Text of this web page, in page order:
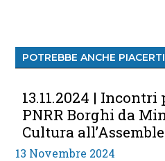
POTREBBE ANCHE PIACERTI
13.11.2024 | Incontri
PNRR Borghi da
Cultura
13 Novembre 2024